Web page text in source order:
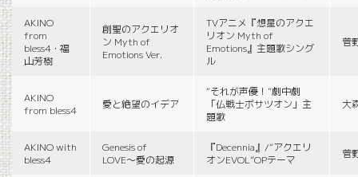
AKINO
from
bless4・福
山芳樹
創聖のアクエリオ
ン Myth of
Emotions Ver.
TVアニメ『想星のアクエ
リオン Myth of
Emotions』主題歌シング
ル
菅
AKINO
from bless4
愛と絶望のイデア
“それが声優！”劇中劇
「仏戦士ボサツオン」主
題歌
大
AKINO with
bless4
Genesis of
LOVE〜愛の起源
『Decennia』/“アクエリ
オンEVOL”OPテーマ
菅